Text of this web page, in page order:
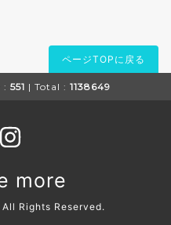
ページTOPに戻る
: 551 | Total : 1138649
more
All Rights Reserved.